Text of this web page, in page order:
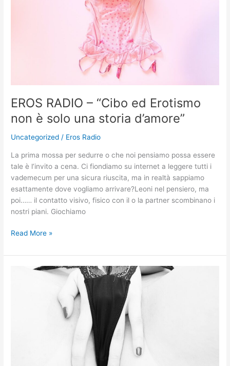
EROS RADIO – “Cibo ed Erotismo
non è solo una storia d’amore”
Uncategorized / Eros Radio
La prima mossa per sedurre o che noi pensiamo possa essere
tale è l’invito a cena. Ci fiondiamo su internet a leggere tutti i
vademecum per una sicura riuscita, ma in realtà sappiamo
esattamente dove vogliamo arrivare?Leoni nel pensiero, ma
poi…… il contatto visivo, fisico con il o la partner scombinano i
nostri piani. Giochiamo
Read More »